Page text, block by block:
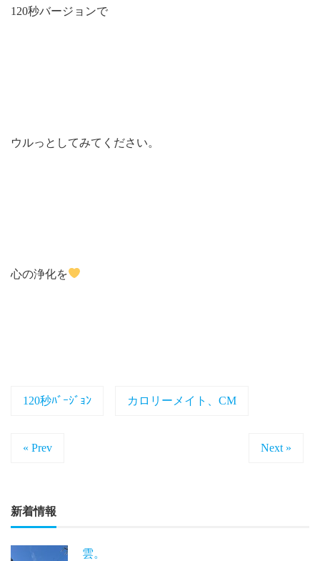
120秒バージョンで
ウルっとしてみてください。
心の浄化を
120秒ﾊﾞｰｼﾞｮﾝ カロリーメイト、CM
« Prev Next »
新着情報
雲。